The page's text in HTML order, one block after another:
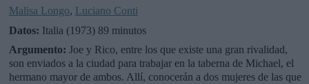
Malisa Longo, Luciano Conti
Datos: Italia (1973) 89 minutos
Argumento: Joe y Rico, entre los que existe una gran rivalidad,
son enviados a la ciudad para trabajar en la taberna de Michael, el
hermano mayor de ambos. Allí, conocerán a dos mujeres de las que